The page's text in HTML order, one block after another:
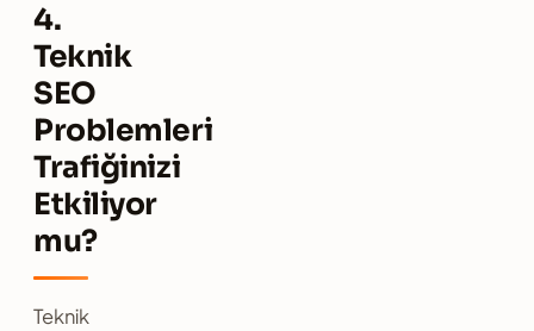
4.
Teknik
SEO
Problemleri
Trafiğinizi
Etkiliyor
mu?
Teknik